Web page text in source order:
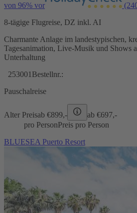
von 96% vor
8-tägige Flugreise, DZ inkl. AI
Charmante Anlage im landestypischen,
Tagesanimation, Live-Musik und Shows
Unterhaltung
253001 Bestellnr.:
Pauschalreise
Alter Preisab €899,- ab €697,-
pro PersonPreis pro Person
BLUESEA Puerto Resort